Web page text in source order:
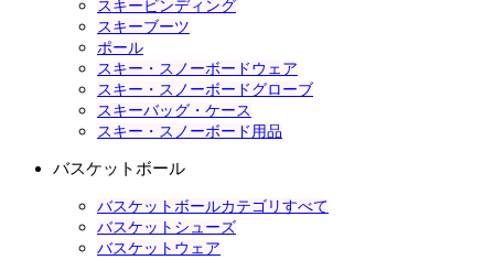
スキービンディング
スキーブーツ
ポール
スキー・スノーボードウェア
スキー・スノーボードグローブ
スキーバッグ・ケース
スキー・スノーボード用品
バスケットボール
バスケットボールカテゴリすべて
バスケットシューズ
バスケットウェア